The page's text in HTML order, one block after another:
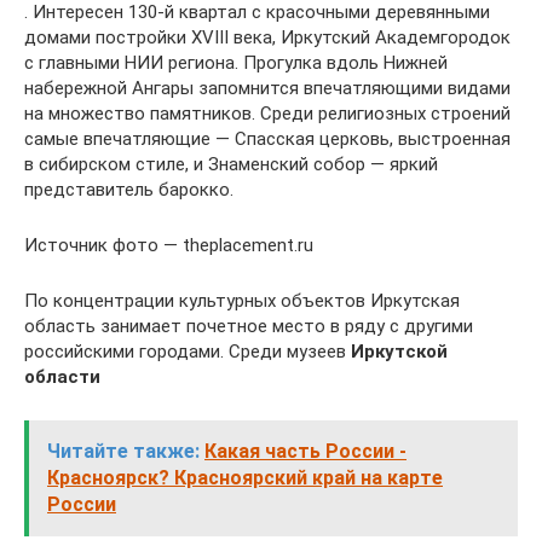
. Интересен 130-й квартал с красочными деревянными
домами постройки XVIII века, Иркутский Академгородок
с главными НИИ региона. Прогулка вдоль Нижней
набережной Ангары запомнится впечатляющими видами
на множество памятников. Среди религиозных строений
самые впечатляющие — Спасская церковь, выстроенная
в сибирском стиле, и Знаменский собор — яркий
представитель барокко.
Источник фото — theplacement.ru
По концентрации культурных объектов Иркутская
область занимает почетное место в ряду с другими
российскими городами. Среди музеев Иркутской
области
Читайте также: Какая часть России -
Красноярск? Красноярский край на карте
России